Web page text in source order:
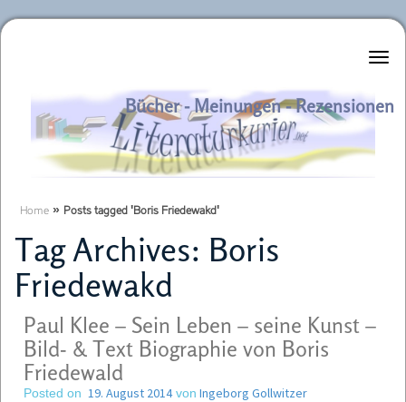
Literaturkurier.net
Bücher - Meinungen - Rezensionen
Home » Posts tagged 'Boris Friedewakd'
Tag Archives: Boris
Friedewakd
Paul Klee – Sein Leben – seine Kunst –
Bild- & Text Biographie von Boris
Friedewald
Posted on 19. August 2014von Ingeborg Gollwitzer